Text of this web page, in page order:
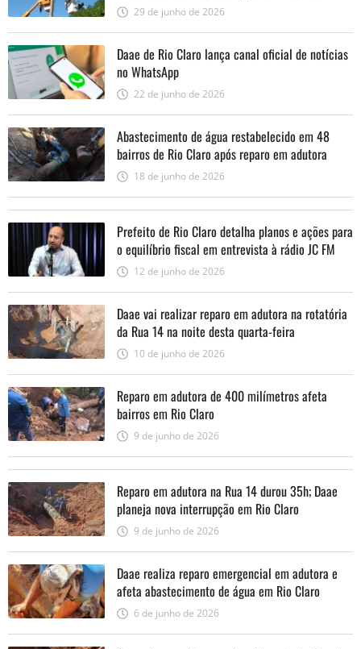
29 de junho de 2026
Daae de Rio Claro lança canal oficial de notícias
no WhatsApp
22 de junho de 2026
Abastecimento de água restabelecido em 48
bairros de Rio Claro após reparo em adutora
18 de junho de 2026
Prefeito de Rio Claro detalha planos e ações para
o equilíbrio fiscal em entrevista à rádio JC FM
12 de junho de 2026
Daae vai realizar reparo em adutora na rotatória
da Rua 14 na noite desta quarta-feira
10 de junho de 2026
Reparo em adutora de 400 milímetros afeta
bairros em Rio Claro
9 de junho de 2026
Reparo em adutora na Rua 14 durou 35h; Daae
planeja nova interrupção em Rio Claro
9 de junho de 2026
Daae realiza reparo emergencial em adutora e
afeta abastecimento de água em Rio Claro
6 de junho de 2026